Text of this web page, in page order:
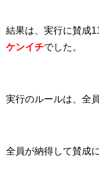
結果は、実行に賛成
ケンイチでした。
実行のルールは、全
全員が納得して賛成